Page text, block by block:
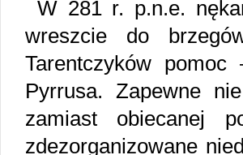
W 281 r. p.n.e.
wreszcie do
Tarentczyków
Pyrrusa. Zapewne
zamiast obiecanej
zdezorganizowane